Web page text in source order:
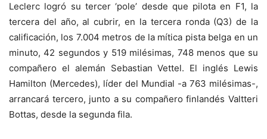
Leclerc logró su tercer ‘pole’ desde que pilota en F1, la
tercera del año, al cubrir, en la tercera ronda (Q3) de la
calificación, los 7.004 metros de la mítica pista belga en un
minuto, 42 segundos y 519 milésimas, 748 menos que su
compañero el alemán Sebastian Vettel. El inglés Lewis
Hamilton (Mercedes), líder del Mundial -a 763 milésimas-,
arrancará tercero, junto a su compañero finlandés Valtteri
Bottas, desde la segunda fila.